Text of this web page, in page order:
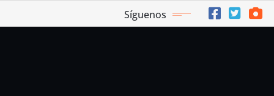
Síguenos